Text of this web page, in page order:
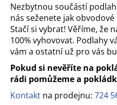
Nezbytnou součástí
nás seženete jak
Stačí si vybrat! Věříme, že
100% vyhovovat. Podlahy
vám a ostatní už pro vás
Pokud si nevěříte na
rádi pomůžeme a
Kontakt na prodejnu: 724
HLEDAT
o
p
o